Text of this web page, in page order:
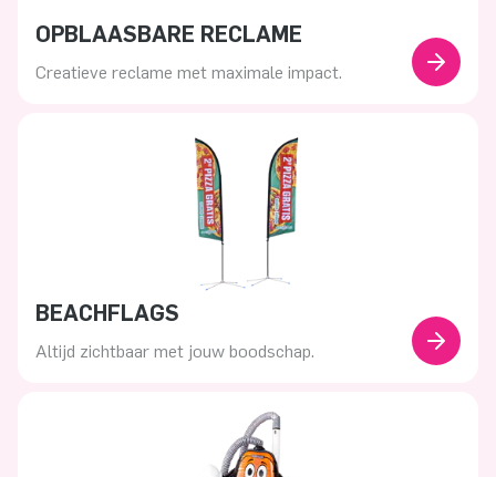
OPBLAASBARE RECLAME
Creatieve reclame met maximale impact.
BEACHFLAGS
Altijd zichtbaar met jouw boodschap.